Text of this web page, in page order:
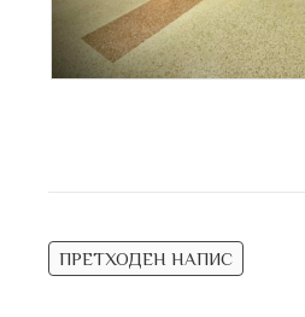
Навигација
ПРЕТХОДЕН НАПИС